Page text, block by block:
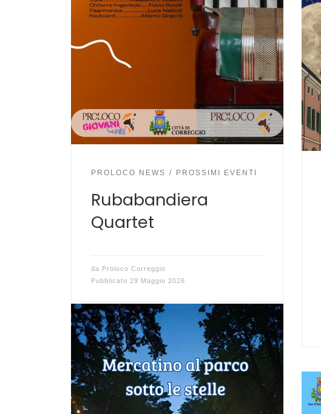
PROLOCO NEWS PROSSIMI EVENTI
Rubabandiera
Quartet
da Proloco Correggio
Pubblicato 29 Maggio 2026